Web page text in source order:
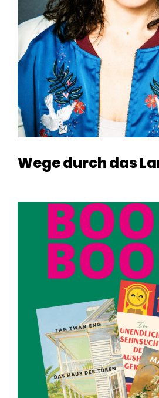
Wege durch das